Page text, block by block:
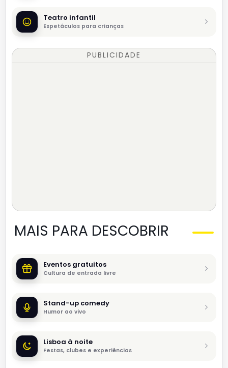
Teatro infantil
Espetáculos para crianças
PUBLICIDADE
MAIS PARA DESCOBRIR
Eventos gratuitos
Cultura de entrada livre
Stand-up comedy
Humor ao vivo
Lisboa à noite
Festas, clubes e experiências